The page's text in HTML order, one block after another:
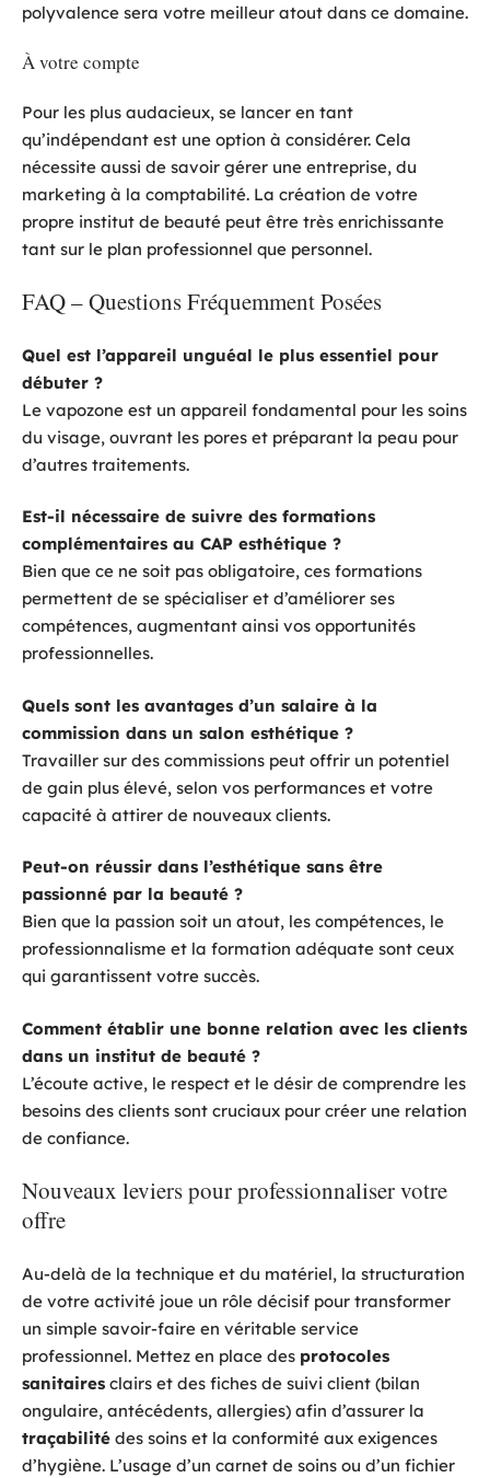
polyvalence sera votre meilleur atout dans ce domaine.
À votre compte
Pour les plus audacieux, se lancer en tant
qu’indépendant est une option à considérer. Cela
nécessite aussi de savoir gérer une entreprise, du
marketing à la comptabilité. La création de votre
propre institut de beauté peut être très enrichissante
tant sur le plan professionnel que personnel.
FAQ – Questions Fréquemment Posées
Quel est l’appareil unguéal le plus essentiel pour
débuter ?
Le vapozone est un appareil fondamental pour les soins
du visage, ouvrant les pores et préparant la peau pour
d’autres traitements.
Est-il nécessaire de suivre des formations
complémentaires au CAP esthétique ?
Bien que ce ne soit pas obligatoire, ces formations
permettent de se spécialiser et d’améliorer ses
compétences, augmentant ainsi vos opportunités
professionnelles.
Quels sont les avantages d’un salaire à la
commission dans un salon esthétique ?
Travailler sur des commissions peut offrir un potentiel
de gain plus élevé, selon vos performances et votre
capacité à attirer de nouveaux clients.
Peut-on réussir dans l’esthétique sans être
passionné par la beauté ?
Bien que la passion soit un atout, les compétences, le
professionnalisme et la formation adéquate sont ceux
qui garantissent votre succès.
Comment établir une bonne relation avec les clients
dans un institut de beauté ?
L’écoute active, le respect et le désir de comprendre les
besoins des clients sont cruciaux pour créer une relation
de confiance.
Nouveaux leviers pour professionnaliser votre
offre
Au-delà de la technique et du matériel, la structuration
de votre activité joue un rôle décisif pour transformer
un simple savoir-faire en véritable service
professionnel. Mettez en place des protocoles
sanitaires clairs et des fiches de suivi client (bilan
ongulaire, antécédents, allergies) afin d’assurer la
traçabilité des soins et la conformité aux exigences
d’hygiène. L’usage d’un carnet de soins ou d’un fichier